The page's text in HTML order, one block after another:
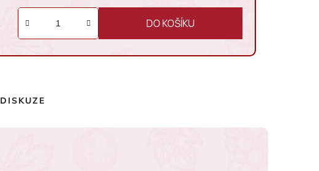
DO KOŠÍKU
DISKUZE